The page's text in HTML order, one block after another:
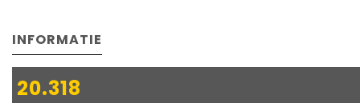
INFORMATIE
20.318